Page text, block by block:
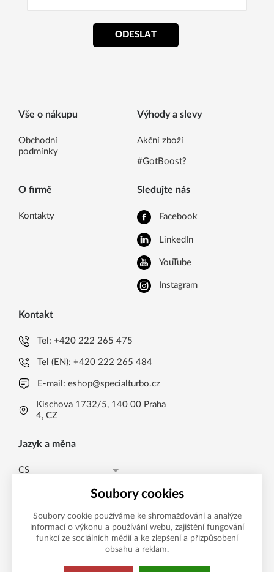
ODESLAT
Vše o nákupu
Obchodní
podmínky
Výhody a slevy
Akční zboží
#GotBoost?
O firmě
Kontakty
Sledujte nás
Facebook
LinkedIn
YouTube
Instagram
Kontakt
Tel:+420 222 265 475
Tel (EN):+420 222 265 484
E-mail:eshop@specialturbo.cz
Kischova 1732/5, 140 00 Praha
4, CZ
Jazyk a měna
CS
EN
Česká koruna CZK (Kč)
Česká koruna CZK (Kč)
EUR (EUR)
Možnosti platby
Soubory cookies
Soubory cookie používáme ke shromažďování a analýze
informací o výkonu a používání webu, zajištění fungování
funkcí ze sociálních médií a ke zlepšení a přizpůsobení
obsahu a reklam.